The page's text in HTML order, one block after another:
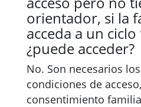
orientador, si la
acceda a un
¿puede acceder?
No. Son necesarios
condiciones de
consentimiento